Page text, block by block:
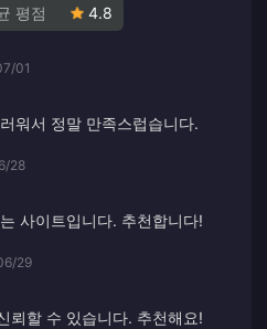
평점 4.8
01
워서 정말 만족스럽습니다.
28
사이트입니다. 추천합니다!
29
뢰할 수 있습니다. 추천해요!